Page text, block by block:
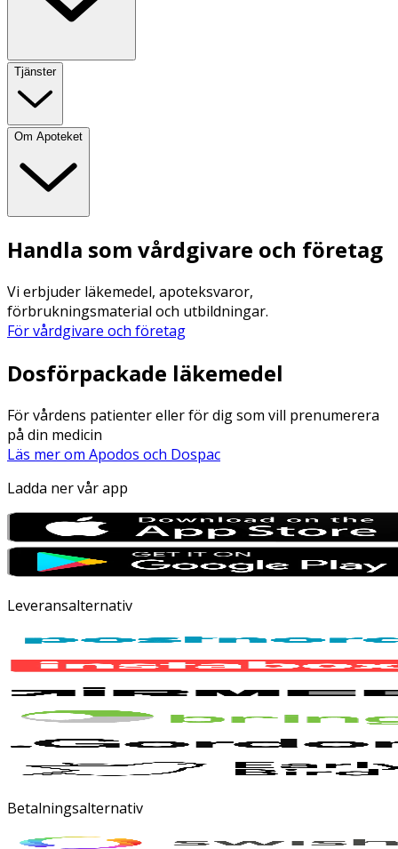
Tjänster
Om Apoteket
Handla som vårdgivare och företag
Vi erbjuder läkemedel, apoteksvaror,
förbrukningsmaterial och utbildningar.
För vårdgivare och företag
Dosförpackade läkemedel
För vårdens patienter eller för dig som vill prenumerera
på din medicin
Läs mer om Apodos och Dospac
Ladda ner vår app
Leveransalternativ
Betalningsalternativ